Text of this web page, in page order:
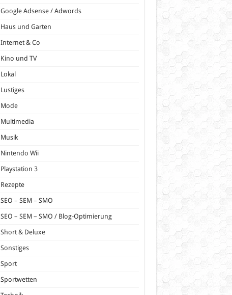
Google Adsense / Adwords
Haus und Garten
Internet & Co
Kino und TV
Lokal
Lustiges
Mode
Multimedia
Musik
Nintendo Wii
Playstation 3
Rezepte
SEO – SEM – SMO
SEO – SEM – SMO / Blog-Optimierung
Short & Deluxe
Sonstiges
Sport
Sportwetten